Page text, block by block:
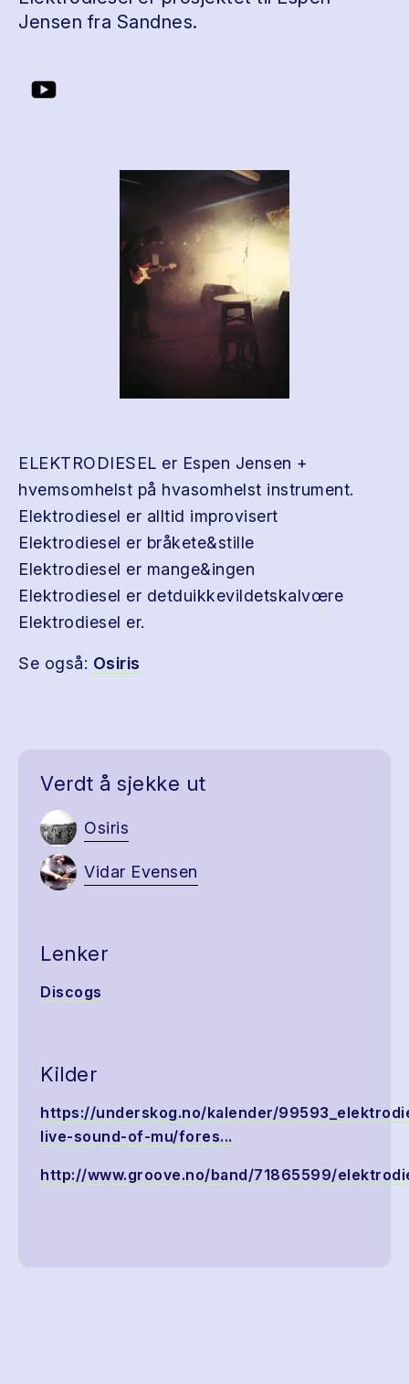
Jensen fra Sandnes.
ELEKTRODIESEL er Espen Jensen +
hvemsomhelst på hvasomhelst instrument.
Elektrodiesel er alltid improvisert
Elektrodiesel er bråkete&stille
Elektrodiesel er mange&ingen
Elektrodiesel er detduikkevildetskalvœre
Elektrodiesel er.
Se også: Osiris
Verdt å sjekke ut
Osiris
Vidar Evensen
Lenker
Discogs
Kilder
https://underskog.no/kalender/
live-sound-of-mu/fores...
http://www.groove.no/band/71865599/